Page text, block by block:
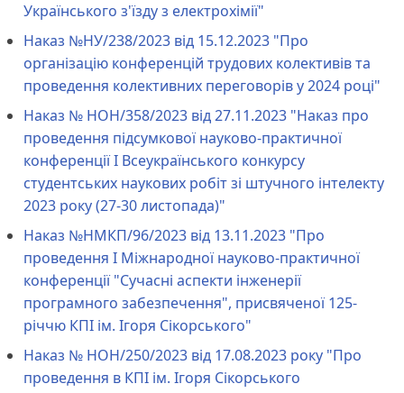
Українського з'їзду з електрохімії"
Наказ №НУ/238/2023 від 15.12.2023 "Про
організацію конференцій трудових колективів та
проведення колективних переговорів у 2024 році"
Наказ № НОН/358/2023 від 27.11.2023 "Наказ про
проведення підсумкової науково-практичної
конференції І Всеукраїнського конкурсу
студентських наукових робіт зі штучного інтелекту
2023 року (27-30 листопада)"
Наказ №НМКП/96/2023 від 13.11.2023 "Про
проведення I Міжнародної науково-практичної
конференції "Сучасні аспекти інженерії
програмного забезпечення", присвяченої 125-
річчю КПІ ім. Ігоря Сікорського"
Наказ № НОН/250/2023 від 17.08.2023 року "Про
проведення в КПІ ім. Ігоря Сікорського